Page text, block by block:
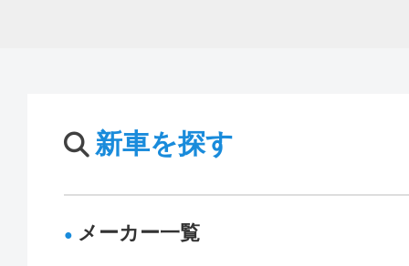
新車を探す
メーカー一覧